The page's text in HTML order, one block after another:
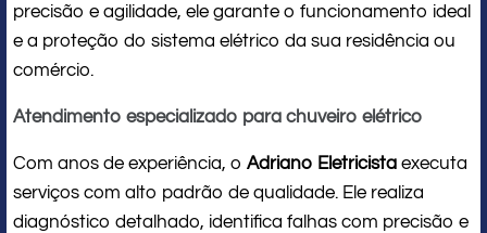
precisão e agilidade, ele garante o funcionamento ideal
e a proteção do sistema elétrico da sua residência ou
comércio.
Atendimento especializado para chuveiro elétrico
Com anos de experiência, o Adriano Eletricista executa
serviços com alto padrão de qualidade. Ele realiza
diagnóstico detalhado, identifica falhas com precisão e